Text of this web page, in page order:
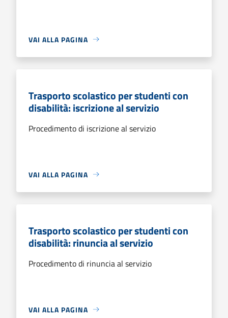
VAI ALLA PAGINA
Trasporto scolastico per studenti con
disabilità: iscrizione al servizio
Procedimento di iscrizione al servizio
VAI ALLA PAGINA
Trasporto scolastico per studenti con
disabilità: rinuncia al servizio
Procedimento di rinuncia al servizio
VAI ALLA PAGINA